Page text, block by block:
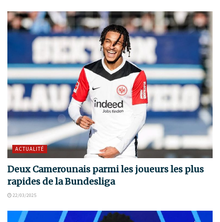
ACTUALITÉ
Deux Camerounais parmi les joueurs les plus
rapides de la Bundesliga
22/03/2025